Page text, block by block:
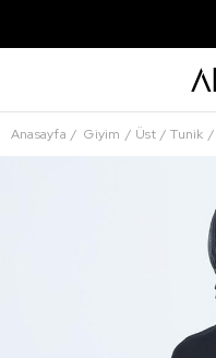
Anasayfa Giyim Üst Tunik